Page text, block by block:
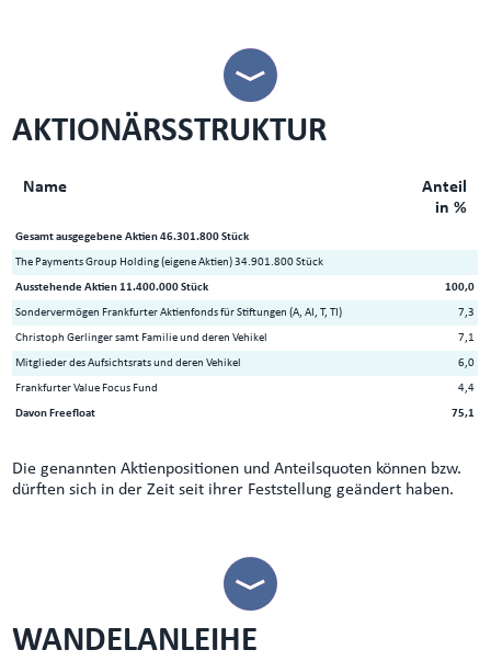
AKTIONÄRSSTRUKTUR
Name
Anteil
in %
Davon Freefloat 75,1
Gesamt ausgegebene Aktien 46.301.800 Stück
The Payments Group Holding (eigene Aktien) 34.901.800 Stück
Ausstehende Aktien 11.400.000 Stück 100,0
Sondervermögen Frankfurter Aktienfonds für Stiftungen (A, AI, T, TI) 7,3
Christoph Gerlinger samt Familie und deren Vehikel 7,1
Mitglieder des Aufsichtsrats und deren Vehikel 6,0
Frankfurter Value Focus Fund 4,4
Die genannten Aktienpositionen und Anteilsquoten können bzw.
dürften sich in der Zeit seit ihrer Feststellung geändert haben.
WANDELANLEIHE